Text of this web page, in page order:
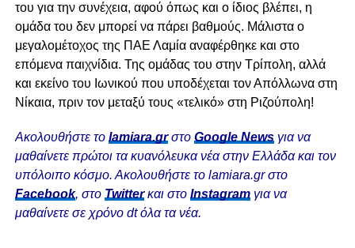
του για την συνέχεια, αφού όπως και ο ίδιος βλέπει, η
ομάδα του δεν μπορεί να πάρει βαθμούς. Μάλιστα ο
μεγαλομέτοχος της ΠΑΕ Λαμία αναφέρθηκε και στο
επόμενα παιχνίδια. Της ομάδας του στην Τρίπολη, αλλά
και εκείνο του Ιωνικού που υποδέχεται τον Απόλλωνα στη
Νίκαια, πριν τον μεταξύ τους «τελικό» στη Ριζούπολη!
Ακολουθήστε το lamiara.grστο Google Newsγια να
μαθαίνετε πρώτοι τα κυανόλευκα νέα στην Ελλάδα και τον
υπόλοιπο κόσμο. Ακολουθήστε το lamiara.gr στο
Facebook, στο Twitterκαι στο Instagram για να
μαθαίνετε σε χρόνο dt όλα τα νέα.